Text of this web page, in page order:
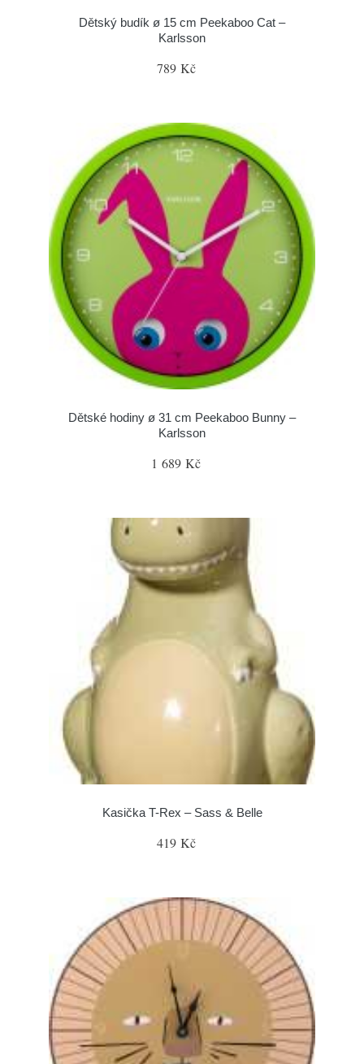
Dětský budík ø 15 cm Peekaboo Cat –
Karlsson
789 Kč
Dětské hodiny ø 31 cm Peekaboo Bunny –
Karlsson
1 689 Kč
Kasička T-Rex – Sass & Belle
419 Kč